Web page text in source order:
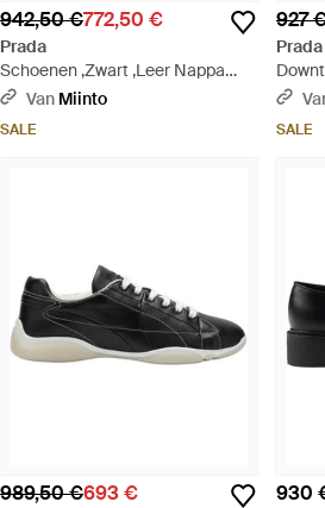
942,50 €772,50 €
Prada
Schoenen ,Zwart ,Leer Nappa
Leather Sneaker - Zwart
Van Miinto
SALE
927
Prada
SALE
989,50 €693 € 930